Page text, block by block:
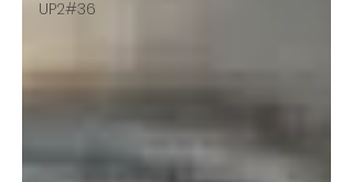
UP2#36